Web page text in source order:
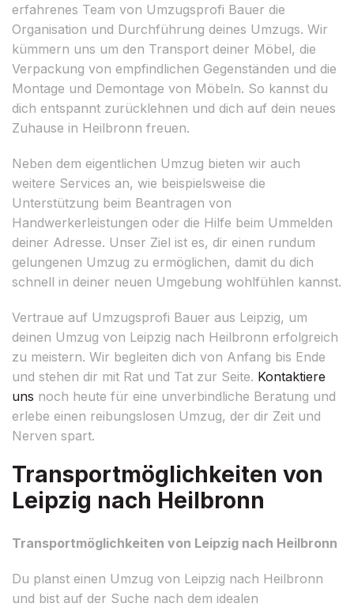
erfahrenes Team von Umzugsprofi Bauer die
Organisation und Durchführung deines Umzugs. Wir
kümmern uns um den Transport deiner Möbel, die
Verpackung von empfindlichen Gegenständen und die
Montage und Demontage von Möbeln. So kannst du
dich entspannt zurücklehnen und dich auf dein neues
Zuhause in Heilbronn freuen.
Neben dem eigentlichen Umzug bieten wir auch
weitere Services an, wie beispielsweise die
Unterstützung beim Beantragen von
Handwerkerleistungen oder die Hilfe beim Ummelden
deiner Adresse. Unser Ziel ist es, dir einen rundum
gelungenen Umzug zu ermöglichen, damit du dich
schnell in deiner neuen Umgebung wohlfühlen kannst.
Vertraue auf Umzugsprofi Bauer aus Leipzig, um
deinen Umzug von Leipzig nach Heilbronn erfolgreich
zu meistern. Wir begleiten dich von Anfang bis Ende
und stehen dir mit Rat und Tat zur Seite. Kontaktiere
uns noch heute für eine unverbindliche Beratung und
erlebe einen reibungslosen Umzug, der dir Zeit und
Nerven spart.
Transportmöglichkeiten von
Leipzig nach Heilbronn
Transportmöglichkeiten von Leipzig nach Heilbronn
Du planst einen Umzug von Leipzig nach Heilbronn
und bist auf der Suche nach dem idealen